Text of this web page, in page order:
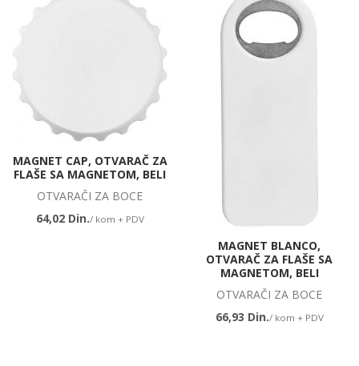
MAGNET CAP, OTVARAČ ZA
FLAŠE SA MAGNETOM, BELI
OTVARAČI ZA BOCE
64,02 Din./ kom + PDV
MAGNET BLANCO,
OTVARAČ ZA FLAŠE SA
MAGNETOM, BELI
OTVARAČI ZA BOCE
66,93 Din./ kom + PDV